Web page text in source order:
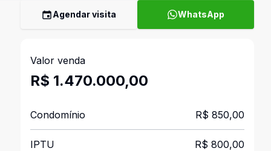
Agendar visita WhatsApp
Valor venda
R$ 1.470.000,00
Condomínio R$ 850,00
IPTU R$ 800,00